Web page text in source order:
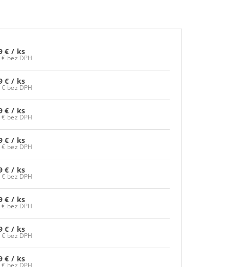
€ / ks
65,03 € bez DPH
€ / ks
65,03 € bez DPH
€ / ks
65,03 € bez DPH
€ / ks
65,03 € bez DPH
€ / ks
65,03 € bez DPH
€ / ks
65,03 € bez DPH
€ / ks
65,03 € bez DPH
€ / ks